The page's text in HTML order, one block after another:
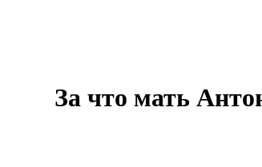
За что мать